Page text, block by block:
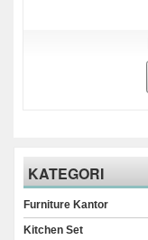
KATEGORI
Furniture Kantor
Kitchen Set